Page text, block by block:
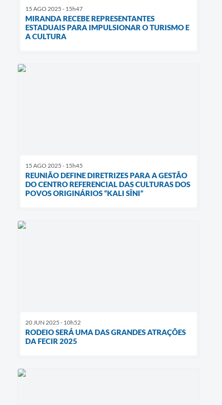
15 AGO 2025 - 15h47
MIRANDA RECEBE REPRESENTANTES
ESTADUAIS PARA IMPULSIONAR O TURISMO E
A CULTURA
15 AGO 2025 - 15h45
REUNIÃO DEFINE DIRETRIZES PARA A GESTÃO
DO CENTRO REFERENCIAL DAS CULTURAS DOS
POVOS ORIGINÁRIOS “KALI SÎNI”
20 JUN 2025 - 10h52
RODEIO SERÁ UMA DAS GRANDES ATRAÇÕES
DA FECIR 2025